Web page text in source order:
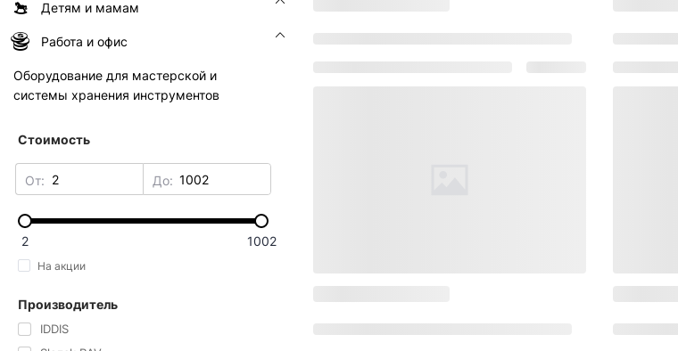
Детям и мамам
Работа и офис
Оборудование для мастерской и
системы хранения инструментов
Стоимость
От: До:
2 1002
На акции
Производитель
IDDIS